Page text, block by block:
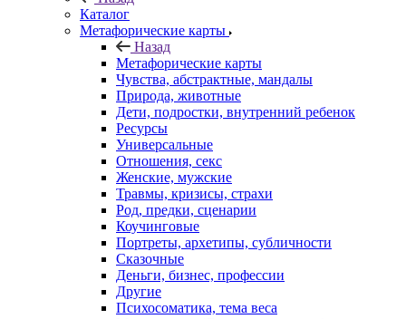
Каталог
Mетафорические карты
Назад
Mетафорические карты
Чувства, абстрактные, мандалы
Природа, животные
Дети, подростки, внутренний ребенок
Ресурсы
Универсальные
Отношения, секс
Женские, мужские
Травмы, кризисы, страхи
Род, предки, сценарии
Коучинговые
Портреты, архетипы, субличности
Сказочные
Деньги, бизнес, профессии
Другие
Психосоматика, тема веса